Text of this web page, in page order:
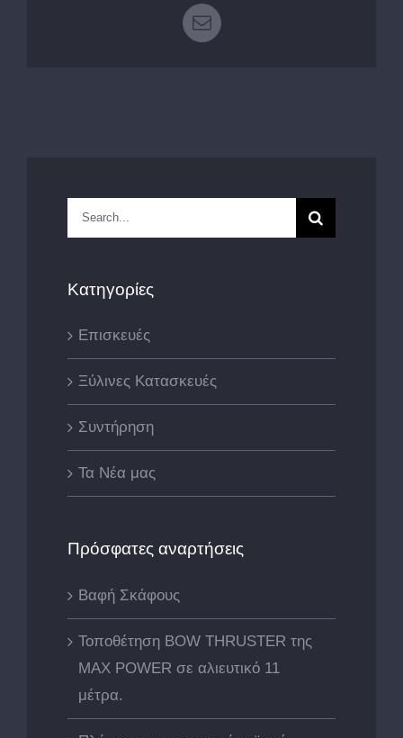
Email
Search
for:
Κατηγορίες
Επισκευές
Ξύλινες Κατασκευές
Συντήρηση
Τα Νέα μας
Πρόσφατες αναρτήσεις
Βαφή Σκάφους
Τοποθέτηση BOW THRUSTER της
MAX POWER σε αλιευτικό 11
μέτρα.